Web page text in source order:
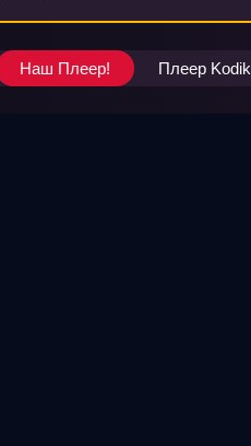
Наш Плеер! Плеер Kodik